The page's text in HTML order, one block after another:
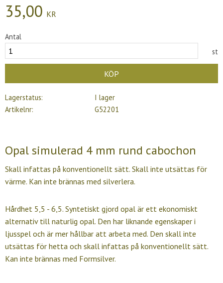
35,00 KR
Antal
st
KÖP
Lagerstatus
I lager
Artikelnr
G52201
Opal simulerad 4 mm rund cabochon
Skall infattas på konventionellt sätt. Skall inte utsättas för
värme. Kan inte brännas med silverlera.
Hårdhet 5,5 - 6,5. Syntetiskt gjord opal är ett ekonomiskt
alternativ till naturlig opal. Den har liknande egenskaper i
ljusspel och är mer hållbar att arbeta med. Den skall inte
utsättas för hetta och skall infattas på konventionellt sätt.
Kan inte brännas med Formsilver.